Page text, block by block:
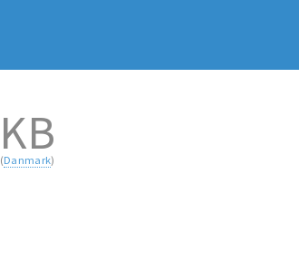
KB
(Danmark)